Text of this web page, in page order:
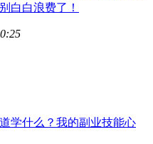
白白浪费了！
学什么？我的副业技能心